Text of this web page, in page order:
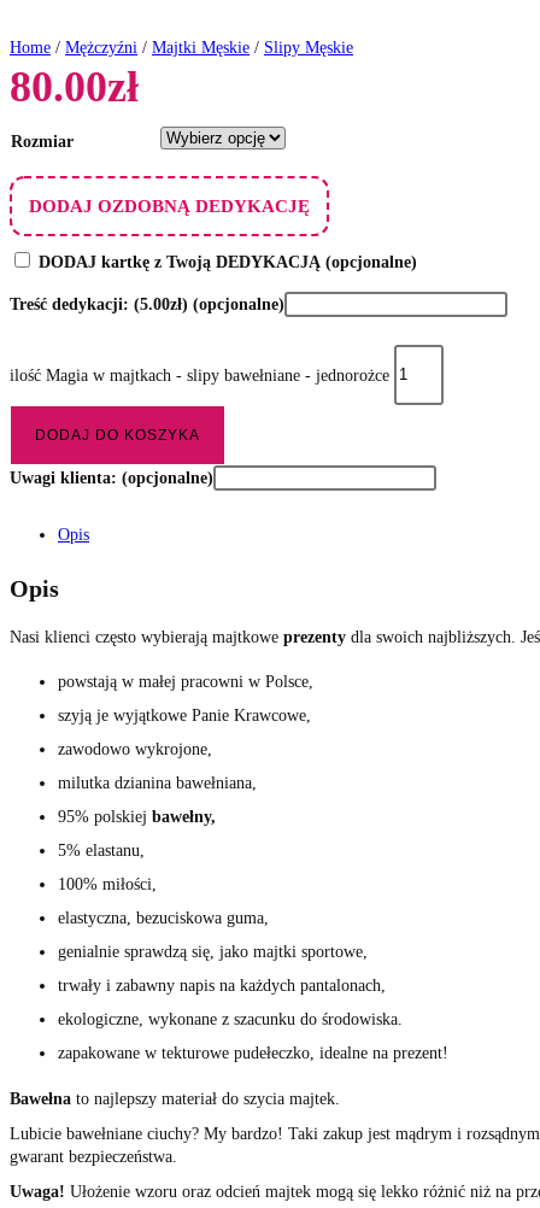
Home / Mężczyźni / Majtki Męskie / Slipy Męskie
80.00zł
Rozmiar
DODAJ OZDOBNĄ DEDYKACJĘ
DODAJ kartkę z Twoją DEDYKACJĄ (opcjonalne)
Treść dedykacji: (5.00zł) (opcjonalne)
ilość Magia w majtkach - slipy bawełniane - jednorożce
DODAJ DO KOSZYKA
Uwagi klienta: (opcjonalne)
Opis
Opis
Nasi klienci często wybierają majtkowe prezenty dla swoich najbliższych.
powstają w małej pracowni w Polsce,
szyją je wyjątkowe Panie Krawcowe,
zawodowo wykrojone,
milutka dzianina bawełniana,
95% polskiej bawełny,
5% elastanu,
100% miłości,
elastyczna, bezuciskowa guma,
genialnie sprawdzą się, jako majtki sportowe,
trwały i zabawny napis na każdych pantalonach,
ekologiczne, wykonane z szacunku do środowiska.
zapakowane w tekturowe pudełeczko, idealne na prezent!
Bawełna to najlepszy materiał do szycia majtek.
Lubicie bawełniane ciuchy? My bardzo! Taki zakup jest mądrym i
gwarant bezpieczeństwa.
Uwaga! Ułożenie wzoru oraz odcień majtek mogą się lekko różnić niż na